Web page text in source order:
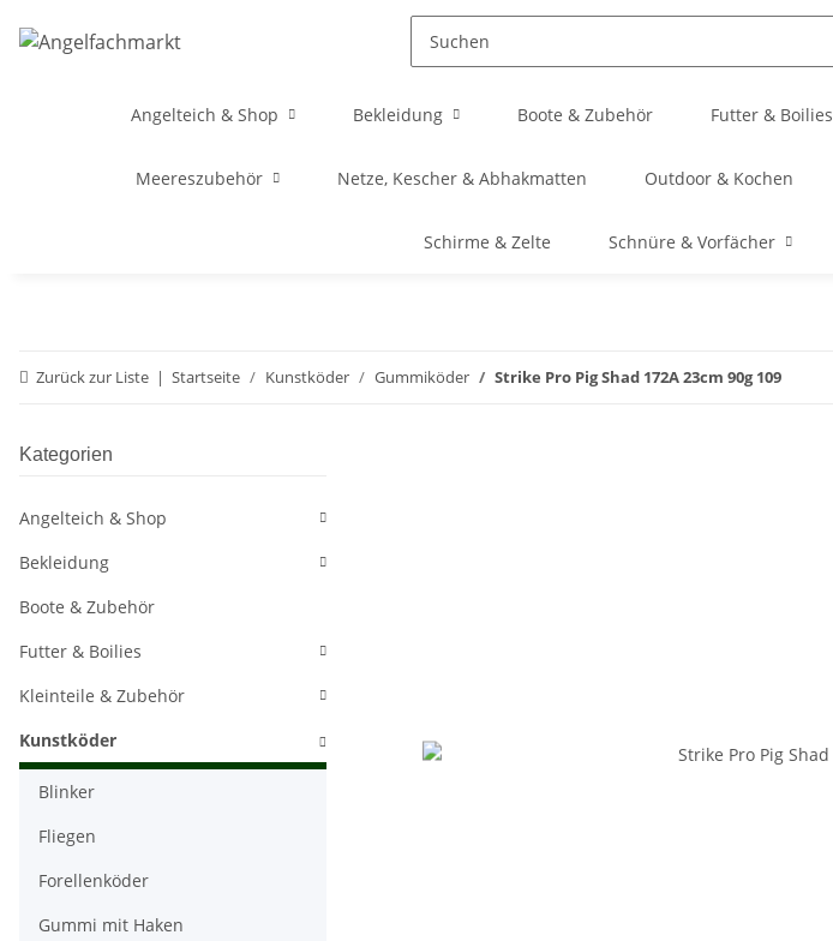
Angelteich & Shop Bekleidung Boote & Zubehör Futter & Boilies
Meereszubehör Netze, Kescher & Abhakmatten Outdoor & Kochen
Schirme & Zelte Schnüre & Vorfächer
Zurück zur Liste Startseite Kunstköder Gummiköder Strike Pro Pig Shad 172A 23cm 90g 109
Kategorien
Angelteich & Shop
Bekleidung
Boote & Zubehör
Futter & Boilies
Kleinteile & Zubehör
Kunstköder
Blinker
Fliegen
Forellenköder
Gummi mit Haken